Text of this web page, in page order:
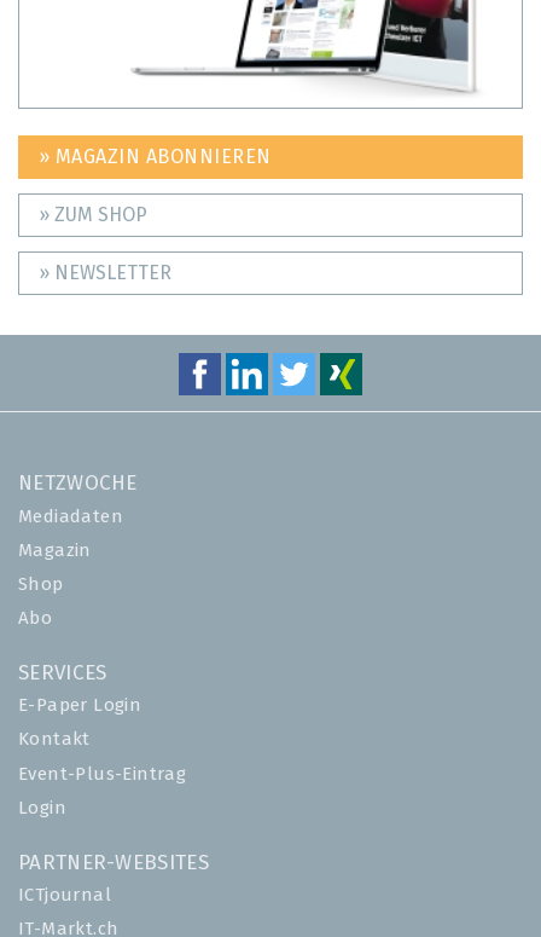
» MAGAZIN ABONNIEREN
» ZUM SHOP
» NEWSLETTER
NETZWOCHE
Mediadaten
Magazin
Shop
Abo
SERVICES
E-Paper Login
Kontakt
Event-Plus-Eintrag
Login
PARTNER-WEBSITES
ICTjournal
IT-Markt.ch